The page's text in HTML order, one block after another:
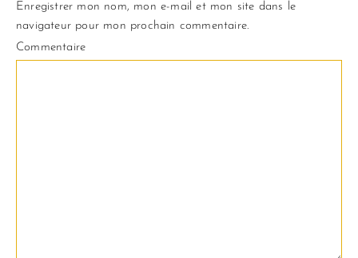
Enregistrer mon nom, mon e-mail et mon site dans le
navigateur pour mon prochain commentaire.
Commentaire